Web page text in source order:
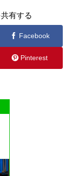
有する
Facebook
Pinterest